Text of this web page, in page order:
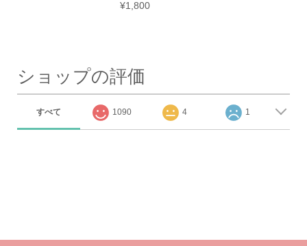
¥1,800
ショップの評価
すべて 1090 4 1